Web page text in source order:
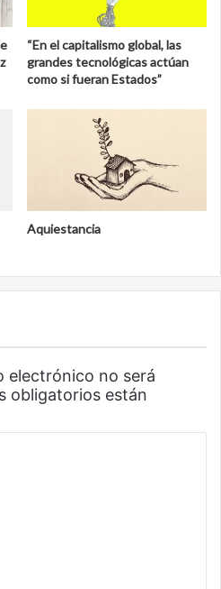
“En el capitalismo global, las
grandes tecnológicas actúan
como si fueran Estados”
Aquiestancia
electrónico no será
obligatorios están